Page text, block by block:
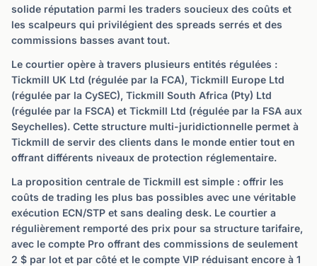
solide réputation parmi les traders soucieux des coûts et
les scalpeurs qui privilégient des spreads serrés et des
commissions basses avant tout.
Le courtier opère à travers plusieurs entités régulées :
Tickmill UK Ltd (régulée par la FCA), Tickmill Europe Ltd
(régulée par la CySEC), Tickmill South Africa (Pty) Ltd
(régulée par la FSCA) et Tickmill Ltd (régulée par la FSA aux
Seychelles). Cette structure multi-juridictionnelle permet à
Tickmill de servir des clients dans le monde entier tout en
offrant différents niveaux de protection réglementaire.
La proposition centrale de Tickmill est simple : offrir les
coûts de trading les plus bas possibles avec une véritable
exécution ECN/STP et sans dealing desk. Le courtier a
régulièrement remporté des prix pour sa structure tarifaire,
avec le compte Pro offrant des commissions de seulement
2 $ par lot et par côté et le compte VIP réduisant encore à 1